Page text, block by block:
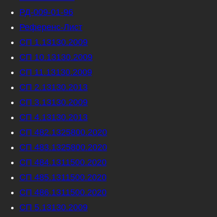
РД-009-01-96
Референс-Лист
СП 1.13130.2009
СП 10.13130.2009
СП 11.13130.2009
СП 2.13130.2013
СП 3.13130.2009
СП 4.13130.2013
СП 482.1325800.2020
СП 483.1325800.2020
СП 484.1311500.2020
СП 485.1311500.2020
СП 486.1311500.2020
СП 5.13130.2009